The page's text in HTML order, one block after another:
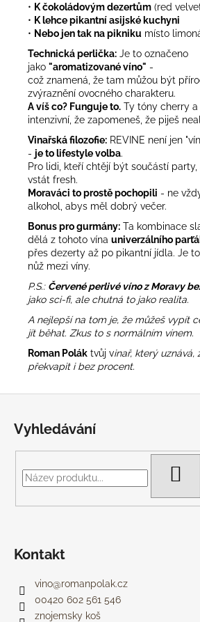
• K čokoládovým dezertům (red
• K lehce pikantní asijské kuchyni
• Nebo jen tak na pikniku místo
Technická perlička: Je to označeno
jako "aromatizované víno" -
což znamená, že tam můžou být
zvýraznění ovocného charakteru.
A víš co? Funguje to. Ty tóny cherry
intenzivní, že zapomeneš, že piješ
Vinařská filozofie: REVINE není jen
- je to lifestyle volba.
Pro lidi, kteří chtějí být součástí
vstát fresh.
Moraváci to prostě pochopili - ne
alkohol, abys měl dobrý večer.
Bonus pro gurmány: Ta kombinace
dělá z tohoto vína univerzálního
přes dezerty až po pikantní jídla. Je
nůž mezi víny.
P.S.: Červené perlivé víno z Moravy
jako sci-fi, ale chutná to jako realita.
A nejlepší na tom je, že můžeš vypít
jít běhat. Zkus to s normálním vínem.
Roman Polák tvůj vinař, který uznává,
překvapit i bez procent.
Vyhledávání
Kontakt
vino@romanpolak.cz
00420 602 561 546
znojemsky koš